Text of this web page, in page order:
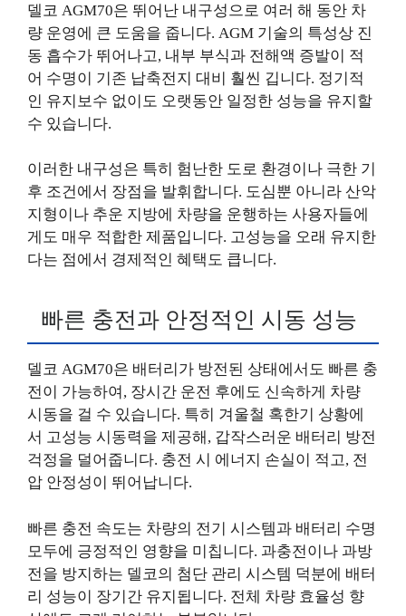
델코 AGM70은 뛰어난 내구성으로 여러 해 동안 차
량 운영에 큰 도움을 줍니다. AGM 기술의 특성상 진
동 흡수가 뛰어나고, 내부 부식과 전해액 증발이 적
어 수명이 기존 납축전지 대비 훨씬 깁니다. 정기적
인 유지보수 없이도 오랫동안 일정한 성능을 유지할
수 있습니다.
이러한 내구성은 특히 험난한 도로 환경이나 극한 기
후 조건에서 장점을 발휘합니다. 도심뿐 아니라 산악
지형이나 추운 지방에 차량을 운행하는 사용자들에
게도 매우 적합한 제품입니다. 고성능을 오래 유지한
다는 점에서 경제적인 혜택도 큽니다.
빠른 충전과 안정적인 시동 성능
델코 AGM70은 배터리가 방전된 상태에서도 빠른 충
전이 가능하여, 장시간 운전 후에도 신속하게 차량
시동을 걸 수 있습니다. 특히 겨울철 혹한기 상황에
서 고성능 시동력을 제공해, 갑작스러운 배터리 방전
걱정을 덜어줍니다. 충전 시 에너지 손실이 적고, 전
압 안정성이 뛰어납니다.
빠른 충전 속도는 차량의 전기 시스템과 배터리 수명
모두에 긍정적인 영향을 미칩니다. 과충전이나 과방
전을 방지하는 델코의 첨단 관리 시스템 덕분에 배터
리 성능이 장기간 유지됩니다. 전체 차량 효율성 향